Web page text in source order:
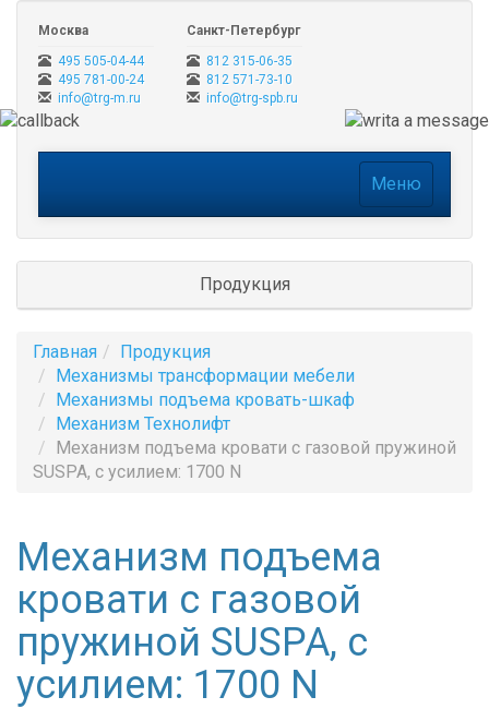
Москва
495 505-04-44
495 781-00-24
info@trg-m.ru
Санкт-Петербург
812 315-06-35
812 571-73-10
info@trg-spb.ru
Меню
Продукция
Главная
Продукция
Механизмы трансформации мебели
Механизмы подъема кровать-шкаф
Механизм Технолифт
Механизм подъема кровати с газовой пружиной
SUSPA, с усилием: 1700 N
Механизм подъема
кровати с газовой
пружиной SUSPA, с
усилием: 1700 N